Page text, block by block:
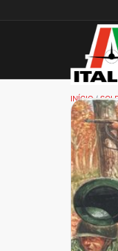
INÍCIO/